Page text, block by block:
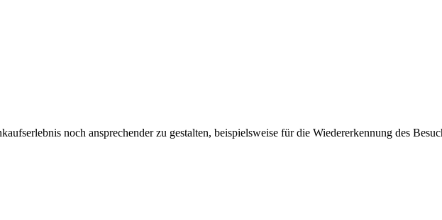
noch ansprechender zu gestalten, beispielsweise für die Wiedererkennung des